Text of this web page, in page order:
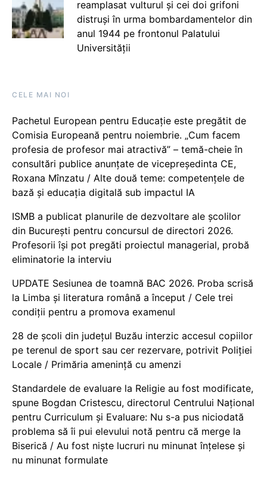
reamplasat vulturul și cei doi grifoni
distruși în urma bombardamentelor din
anul 1944 pe frontonul Palatului
Universității
CELE MAI NOI
Pachetul European pentru Educație este pregătit de
Comisia Europeană pentru noiembrie. „Cum facem
profesia de profesor mai atractivă” – temă-cheie în
consultări publice anunțate de vicepreședinta CE,
Roxana Mînzatu / Alte două teme: competențele de
bază și educația digitală sub impactul IA
ISMB a publicat planurile de dezvoltare ale școlilor
din București pentru concursul de directori 2026.
Profesorii își pot pregăti proiectul managerial, probă
eliminatorie la interviu
UPDATE Sesiunea de toamnă BAC 2026. Proba scrisă
la Limba și literatura română a început / Cele trei
condiții pentru a promova examenul
28 de școli din județul Buzău interzic accesul copiilor
pe terenul de sport sau cer rezervare, potrivit Poliției
Locale / Primăria amenință cu amenzi
Standardele de evaluare la Religie au fost modificate,
spune Bogdan Cristescu, directorul Centrului Național
pentru Curriculum și Evaluare: Nu s-a pus niciodată
problema să îi pui elevului notă pentru că merge la
Biserică / Au fost niște lucruri nu minunat înțelese și
nu minunat formulate